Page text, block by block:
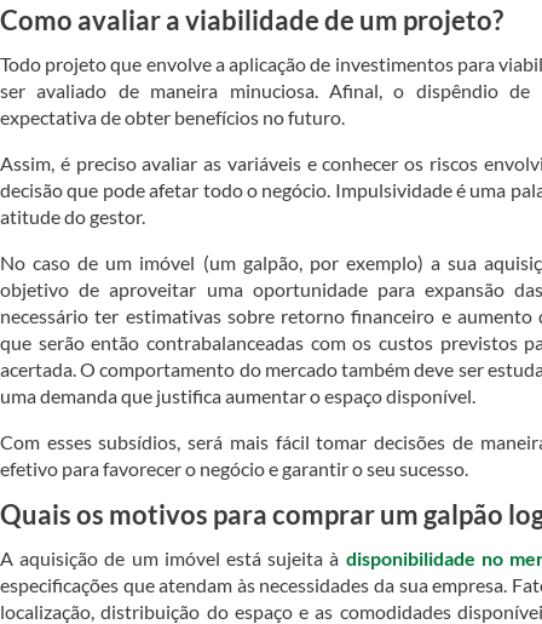
Como avaliar a viabilidade de um projeto?
Todo projeto que envolve a aplicação de investimentos para
ser avaliado de maneira minuciosa. Afinal, o dispêndio de
expectativa de obter benefícios no futuro.
Assim, é preciso avaliar as variáveis e conhecer os riscos
decisão que pode afetar todo o negócio. Impulsividade é uma
atitude do gestor.
No caso de um imóvel (um galpão, por exemplo) a sua
objetivo de aproveitar uma oportunidade para expansão
necessário ter estimativas sobre retorno financeiro e aumento
que serão então contrabalanceadas com os custos previstos
acertada. O comportamento do mercado também deve ser
uma demanda que justifica aumentar o espaço disponível.
Com esses subsídios, será mais fácil tomar decisões de
efetivo para favorecer o negócio e garantir o seu sucesso.
Quais os motivos para comprar um galpão
A aquisição de um imóvel está sujeita à disponibilidade no
especificações que atendam às necessidades da sua empresa.
localização, distribuição do espaço e as comodidades